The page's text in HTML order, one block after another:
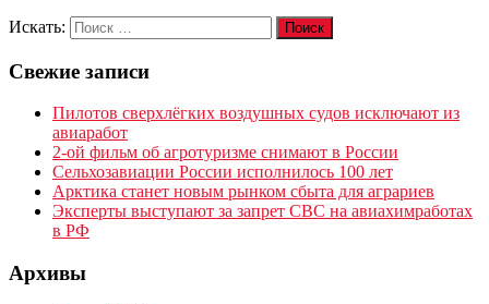
Искать: Поиск
Свежие записи
Пилотов сверхлёгких воздушных судов исключают из
авиаработ
2-ой фильм об агротуризме снимают в России
Сельхозавиации России исполнилось 100 лет
Арктика станет новым рынком сбыта для аграриев
Эксперты выступают за запрет СВС на авиахимработах
в РФ
Архивы